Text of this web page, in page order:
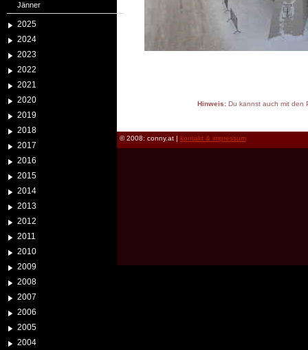
Jänner
2025
2024
2023
2022
2021
2020
2019
2018
2017
2016
2015
2014
2013
2012
2011
2010
2009
2008
2007
2006
2005
2004
Hinweis:Du kannst auch mit den
© 2008: conny.at | kontakt & impressum